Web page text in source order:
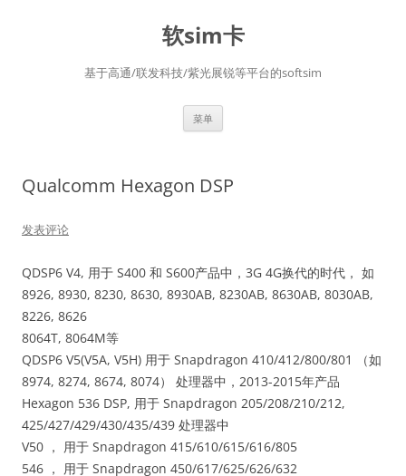
软sim卡
基于高通/联发科技/紫光展锐等平台的softsim
菜单
Qualcomm Hexagon DSP
发表评论
QDSP6 V4, 用于 S400 和 S600产品中，3G 4G换代的时代， 如
8926, 8930, 8230, 8630, 8930AB, 8230AB, 8630AB, 8030AB,
8226, 8626
8064T, 8064M等
QDSP6 V5(V5A, V5H) 用于 Snapdragon 410/412/800/801 （如
8974, 8274, 8674, 8074） 处理器中，2013-2015年产品
Hexagon 536 DSP, 用于 Snapdragon 205/208/210/212,
425/427/429/430/435/439 处理器中
V50 ， 用于 Snapdragon 415/610/615/616/805
546 ， 用于 Snapdragon 450/617/625/626/632